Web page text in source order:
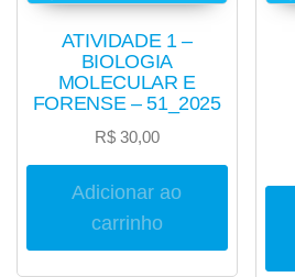
ATIVIDADE 1 –
BIOLOGIA
MOLECULAR E
FORENSE – 51_2025
R$30,00
Adicionar ao
carrinho